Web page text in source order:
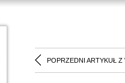
POPRZEDNI ARTYKUŁ Z